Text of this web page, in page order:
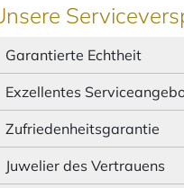
Garantierte Echtheit
Exzellentes
Zufriedenheitsgarantie
Juwelier des Vertrauens